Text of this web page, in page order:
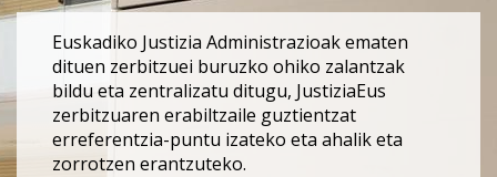
Euskadiko Justizia Administrazioak ematen
dituen zerbitzuei buruzko ohiko zalantzak
bildu eta zentralizatu ditugu, JustiziaEus
zerbitzuaren erabiltzaile guztientzat
erreferentzia-puntu izateko eta ahalik eta
zorrotzen erantzuteko.